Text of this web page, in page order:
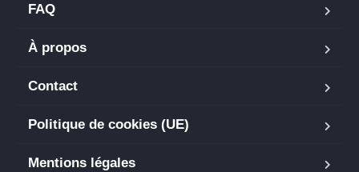
FAQ
À propos
Contact
Politique de cookies (UE)
Mentions légales